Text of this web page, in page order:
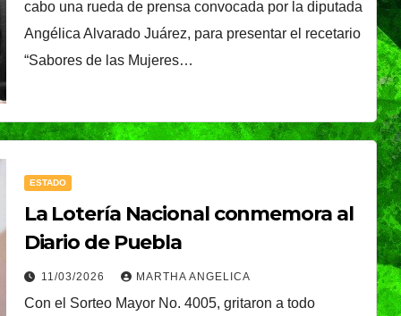
cabo una rueda de prensa convocada por la diputada
Angélica Alvarado Juárez, para presentar el recetario
“Sabores de las Mujeres…
ESTADO
La Lotería Nacional conmemora al
Diario de Puebla
11/03/2026 MARTHA ANGELICA
Con el Sorteo Mayor No. 4005, gritaron a todo